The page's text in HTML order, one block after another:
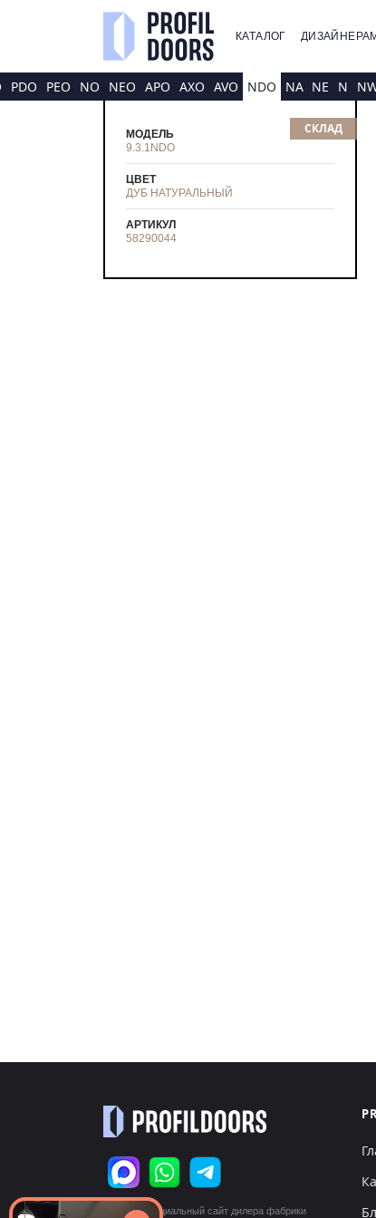
КАТАЛОГ ДИЗАЙНЕРАМ
PDO PEO NO NEO APO AXO AVO NDO NA NE N
СКЛАД
МОДЕЛЬ
9.3.1NDO
ЦВЕТ
ДУБ НАТУРАЛЬНЫЙ
АРТИКУЛ
58290044
© 2026 Официальный сайт дилера фабрики